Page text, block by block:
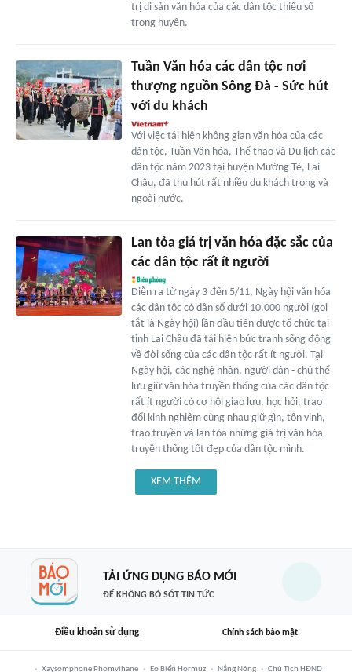
trị di sản văn hóa của các dân tộc thiểu số
trong huyện.
Tuần Văn hóa các dân tộc nơi
thượng nguồn Sông Đà - Sức hút
với du khách
Với việc tái hiện không gian văn hóa của các
dân tộc, Tuần Văn hóa, Thể thao và Du lịch các
dân tộc năm 2023 tại huyện Mường Tè, Lai
Châu, đã thu hút rất nhiều du khách trong và
ngoài nước.
Lan tỏa giá trị văn hóa đặc sắc của
các dân tộc rất ít người
Diễn ra từ ngày 3 đến 5/11, Ngày hội văn hóa
các dân tộc có dân số dưới 10.000 người (gọi
tắt là Ngày hội) lần đầu tiên được tổ chức tại
tỉnh Lai Châu đã tái hiện bức tranh sống động
về đời sống của các dân tộc rất ít người. Tại
Ngày hội, các nghệ nhân, người dân - chủ thể
lưu giữ văn hóa truyền thống của các dân tộc
rất ít người có cơ hội giao lưu, học hỏi, trao
đổi kinh nghiệm cùng nhau giữ gìn, tôn vinh,
trao truyền và lan tỏa những giá trị văn hóa
truyền thống tốt đẹp của dân tộc mình.
XEM THÊM
TẢI ỨNG DỤNG BÁO MỚI
ĐỂ KHÔNG BỎ SÓT TIN TỨC
Điều khoản sử dụng Chính sách bảo mật
Xaysomphone Phomvihane Eo Biển Hormuz Nắng Nóng Chủ Tịch HĐND